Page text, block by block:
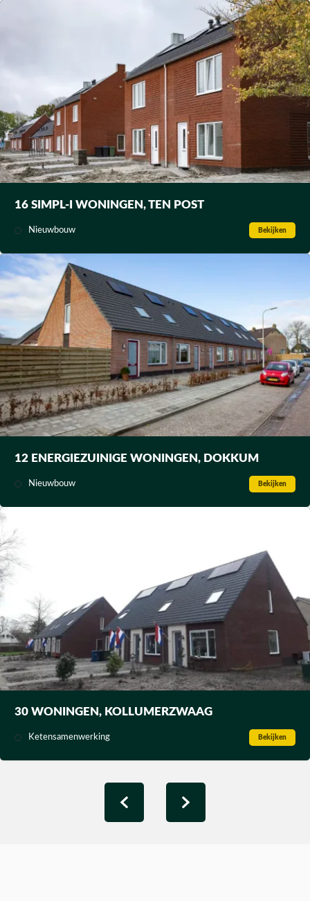
16 SIMPL-I WONINGEN, TEN POST
Nieuwbouw Bekijken
12 ENERGIEZUINIGE WONINGEN, DOKKUM
Nieuwbouw Bekijken
30 WONINGEN, KOLLUMERZWAAG
Ketensamenwerking Bekijken